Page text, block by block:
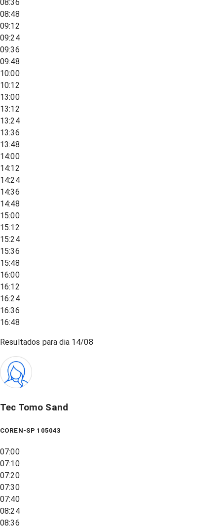
08:36
08:48
09:12
09:24
09:36
09:48
10:00
10:12
13:00
13:12
13:24
13:36
13:48
14:00
14:12
14:24
14:36
14:48
15:00
15:12
15:24
15:36
15:48
16:00
16:12
16:24
16:36
16:48
Resultados para dia 14/08
Tec Tomo Sand
COREN-SP 105043
07:00
07:10
07:20
07:30
07:40
08:24
08:36